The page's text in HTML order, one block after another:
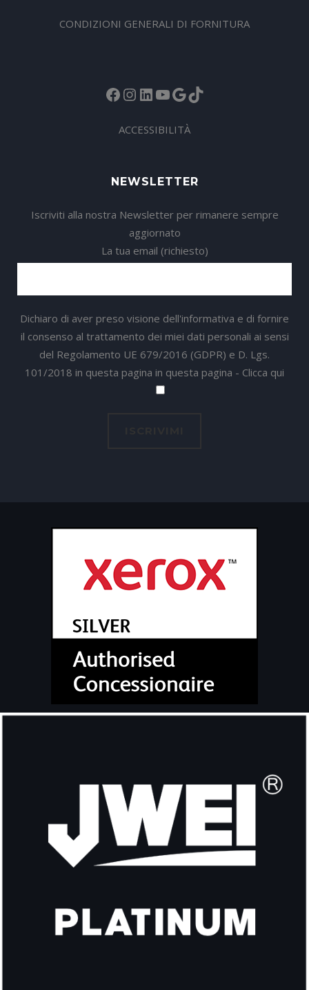
CONDIZIONI GENERALI DI FORNITURA
Facebook
Instagram
LinkedIn
YouTube
Google
TikTok
ACCESSIBILITÀ
NEWSLETTER
Iscriviti alla nostra Newsletter per rimanere sempre
aggiornato
La tua email (richiesto)
Dichiaro di aver preso visione dell'informativa e di fornire
il consenso al trattamento dei miei dati personali ai sensi
del Regolamento UE 679/2016 (GDPR) e D. Lgs.
101/2018 in questa pagina in questa pagina - Clicca qui